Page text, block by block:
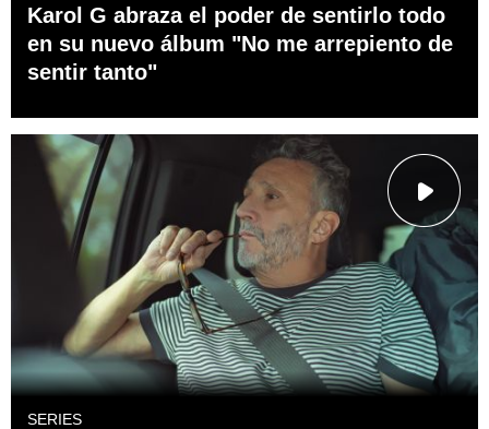
Karol G abraza el poder de sentirlo todo
en su nuevo álbum "No me arrepiento de
sentir tanto"
SERIES